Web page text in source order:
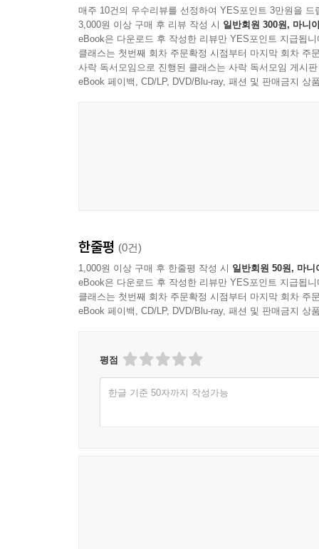
매주 10건의 우수리뷰를 선정하여 YES포인트 3만원을 드
3,000원 이상 구매 후 리뷰 작성 시 일반회원 300원, 마니
eBook은 다운로드 후 작성한 리뷰만 YES포인트 지급됩니
클래스는 첫번째 회차 주문확정 시점부터 마지막 회차 주
사락 독서모임으로 진행된 클래스는 사락 독서모임 게시
eBook 페이백, CD/LP, DVD/Blu-ray, 패션 및 판매금지 상
한줄평 (0건)
1,000원 이상 구매 후 한줄평 작성 시 일반회원 50원, 마니
eBook은 다운로드 후 작성한 리뷰만 YES포인트 지급됩니
클래스는 첫번째 회차 주문확정 시점부터 마지막 회차 주
eBook 페이백, CD/LP, DVD/Blu-ray, 패션 및 판매금지 상
평점
한글 기준 50자까지 작성가능